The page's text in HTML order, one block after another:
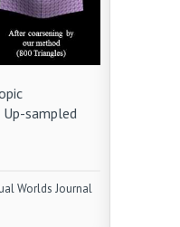
sampled
Worlds Journal